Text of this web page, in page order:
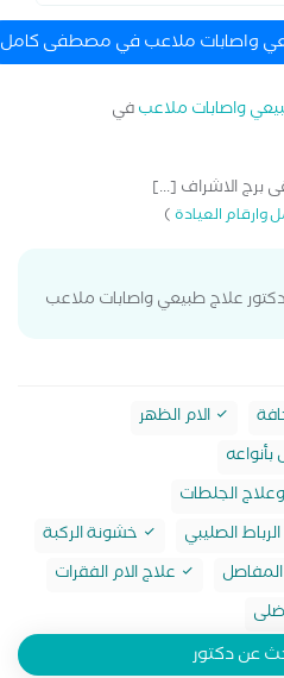
واصابات ملاعب في مصطفى كامل
واصابات ملاعبفي
الاشراف [...]
وارقام العيادة)
علاج طبيعي واصابات ملاعب
الام الظهر
بأنواعه
الجلطات
الصليبي
خشونة الركبة
علاج الام الفقرات
عن دكتور